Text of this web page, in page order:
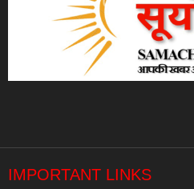
IMPORTANT LINKS